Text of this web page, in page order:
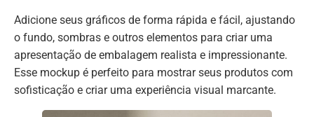
Adicione seus gráficos de forma rápida e fácil, ajustando
o fundo, sombras e outros elementos para criar uma
apresentação de embalagem realista e impressionante.
Esse mockup é perfeito para mostrar seus produtos com
sofisticação e criar uma experiência visual marcante.